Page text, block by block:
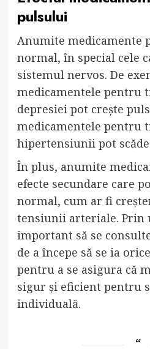
pulsului
Anumite medicamente
normal, în special cele
sistemul nervos. De
medicamentele pentru
depresiei pot crește
medicamentele pentru
hipertensiunii pot
În plus, anumite
efecte secundare care
normal, cum ar fi
tensiunii arteriale. Prin
important să se
de a începe să se ia
pentru a se asigura că
sigur și eficient pentru
individuală.